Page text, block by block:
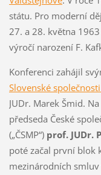
státu. Pro moderní
27. a 28. května
výročí narození F.
Konferenci zahájil
Slovenské
JUDr. Marek Šmid.
předseda České
(„ČSMP“) prof. JUDr.
poté začal první blok
mezinárodních